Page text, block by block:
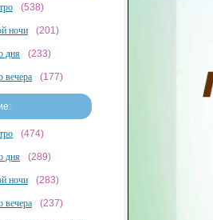
(538)
ночи (201)
дня (233)
вечера (177)
(474)
дня (289)
ночи (283)
вечера (237)